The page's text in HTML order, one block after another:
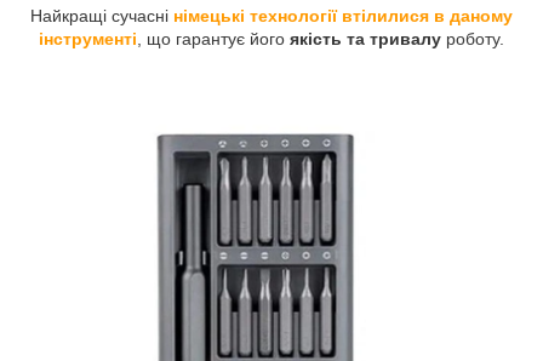
Найкращі сучасні німецькі технології втілилися в даному
інструменті, що гарантує його якість та тривалу роботу.